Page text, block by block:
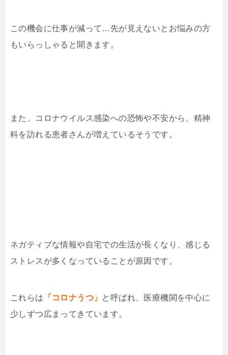
この機会に仕事が減って…先が見えないとお悩みの方
もいらっしゃると聞きます。
また、コロナウイルス感染への恐怖や不安から、精神
科を訪れる患者さんが増えているそうです。
ネガティブな情報や自宅での生活が長くなり、感じる
ストレスが多くなっていることが原因です。
これらは 「コロナうつ」 と呼ばれ、医療機関を中心に
少しずつ広まってきています。